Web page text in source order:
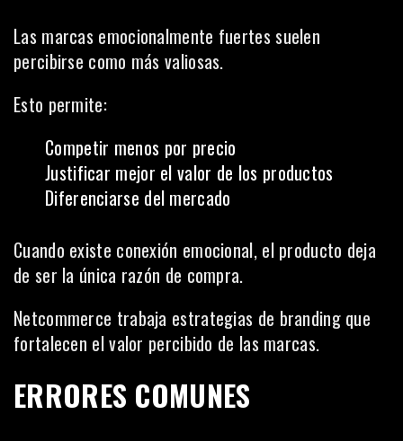
Las marcas emocionalmente fuertes suelen
percibirse como más valiosas.
Esto permite:
Competir menos por precio
Justificar mejor el valor de los productos
Diferenciarse del mercado
Cuando existe conexión emocional, el producto deja
de ser la única razón de compra.
Netcommerce trabaja estrategias de branding que
fortalecen el valor percibido de las marcas.
ERRORES COMUNES